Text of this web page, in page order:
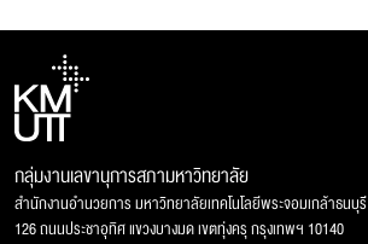
กลุ่มงานเลขานุการสภามหาวิทยาลัย
สำนักงานอำนวยการ มหาวิทยาลัยเทคโนโลยีพระจอมเกล้าธนบุรี
126 ถนนประชาอุทิศ แขวงบางมด เขตทุ่งครุ กรุงเทพฯ 10140